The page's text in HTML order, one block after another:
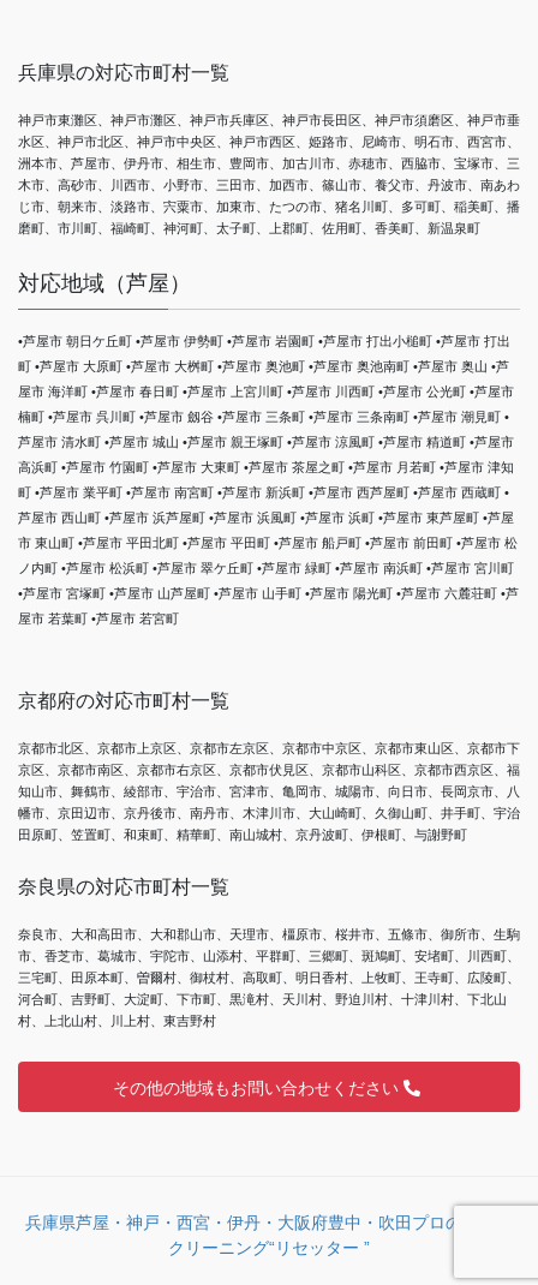
兵庫県の対応市町村一覧
神戸市東灘区、神戸市灘区、神戸市兵庫区、神戸市長田区、神戸市須磨区、神戸市垂
水区、神戸市北区、神戸市中央区、神戸市西区、姫路市、尼崎市、明石市、西宮市、
洲本市、芦屋市、伊丹市、相生市、豊岡市、加古川市、赤穂市、西脇市、宝塚市、三
木市、高砂市、川西市、小野市、三田市、加西市、篠山市、養父市、丹波市、南あわ
じ市、朝来市、淡路市、宍粟市、加東市、たつの市、猪名川町、多可町、稲美町、播
磨町、市川町、福崎町、神河町、太子町、上郡町、佐用町、香美町、新温泉町
対応地域（芦屋）
•芦屋市 朝日ケ丘町 •芦屋市 伊勢町 •芦屋市 岩園町 •芦屋市 打出小槌町 •芦屋市 打出
町 •芦屋市 大原町 •芦屋市 大桝町 •芦屋市 奥池町 •芦屋市 奥池南町 •芦屋市 奥山 •芦
屋市 海洋町 •芦屋市 春日町 •芦屋市 上宮川町 •芦屋市 川西町 •芦屋市 公光町 •芦屋市
楠町 •芦屋市 呉川町 •芦屋市 劔谷 •芦屋市 三条町 •芦屋市 三条南町 •芦屋市 潮見町 •
芦屋市 清水町 •芦屋市 城山 •芦屋市 親王塚町 •芦屋市 涼風町 •芦屋市 精道町 •芦屋市
高浜町 •芦屋市 竹園町 •芦屋市 大東町 •芦屋市 茶屋之町 •芦屋市 月若町 •芦屋市 津知
町 •芦屋市 業平町 •芦屋市 南宮町 •芦屋市 新浜町 •芦屋市 西芦屋町 •芦屋市 西蔵町 •
芦屋市 西山町 •芦屋市 浜芦屋町 •芦屋市 浜風町 •芦屋市 浜町 •芦屋市 東芦屋町 •芦屋
市 東山町 •芦屋市 平田北町 •芦屋市 平田町 •芦屋市 船戸町 •芦屋市 前田町 •芦屋市 松
ノ内町 •芦屋市 松浜町 •芦屋市 翠ケ丘町 •芦屋市 緑町 •芦屋市 南浜町 •芦屋市 宮川町
•芦屋市 宮塚町 •芦屋市 山芦屋町 •芦屋市 山手町 •芦屋市 陽光町 •芦屋市 六麓荘町 •芦
屋市 若葉町 •芦屋市 若宮町
京都府の対応市町村一覧
京都市北区、京都市上京区、京都市左京区、京都市中京区、京都市東山区、京都市下
京区、京都市南区、京都市右京区、京都市伏見区、京都市山科区、京都市西京区、福
知山市、舞鶴市、綾部市、宇治市、宮津市、亀岡市、城陽市、向日市、長岡京市、八
幡市、京田辺市、京丹後市、南丹市、木津川市、大山崎町、久御山町、井手町、宇治
田原町、笠置町、和束町、精華町、南山城村、京丹波町、伊根町、与謝野町
奈良県の対応市町村一覧
奈良市、大和高田市、大和郡山市、天理市、橿原市、桜井市、五條市、御所市、生駒
市、香芝市、葛城市、宇陀市、山添村、平群町、三郷町、斑鳩町、安堵町、川西町、
三宅町、田原本町、曽爾村、御杖村、高取町、明日香村、上牧町、王寺町、広陵町、
河合町、吉野町、大淀町、下市町、黒滝村、天川村、野迫川村、十津川村、下北山
村、上北山村、川上村、東吉野村
その他の地域もお問い合わせください
兵庫県芦屋・神戸・西宮・伊丹・大阪府豊中・吹田プロのハウス
クリーニング“リセッター ”